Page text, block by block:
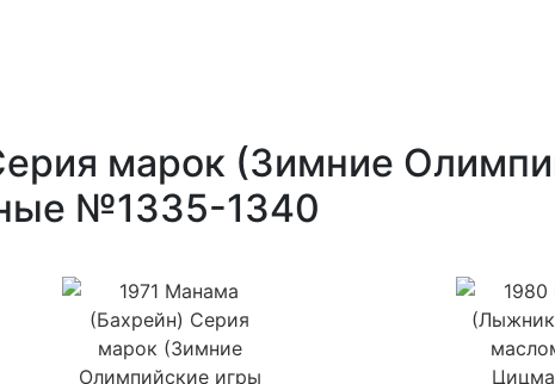
марок (Зимние
№1335-1340